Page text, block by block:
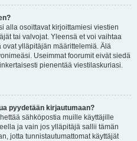
alla osoittavat kirjoittamiesi viestien
tai valvojat. Yleensä et voi vaihtaa
ylläpitäjän määrittelemiä. Älä
Useimmat foorumit eivät siedä
pienentää viestilaskuriasi.
pyydetään kirjautumaan?
sähköpostia muille käyttäjille
ja vain jos ylläpitäjä sallii tämän
jotta tunnistautumattomat käyttäjät